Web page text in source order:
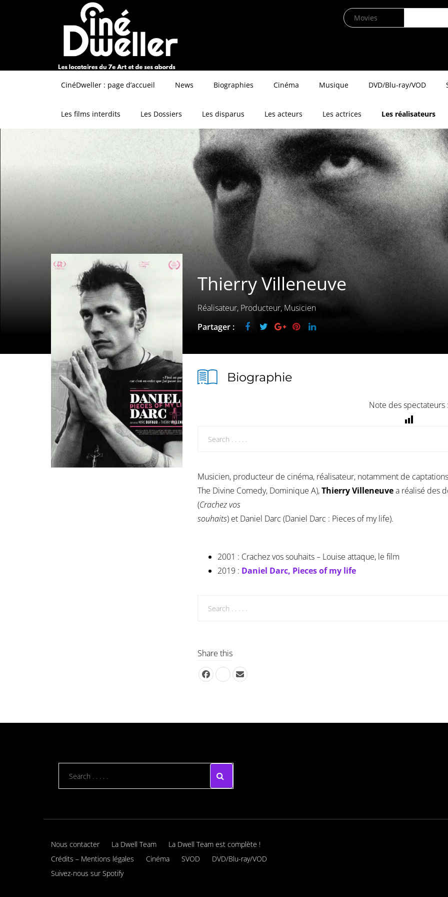
CinéDweller : page d’accueil News Biographies Cinéma Musique DVD/Blu-ray/VOD
Les films interdits Les Dossiers Les disparus Les acteurs Les actrices Les réalisateurs
Thierry Villeneuve
Réalisateur, Producteur, Musicien
Partager :
Biographie
Note des spectateurs
Musicien, producteur de cinéma, réalisateur, notamment de
The Divine Comedy, Dominique A),Thierry Villeneuvea réalisé des
(Crachez vos
souhaits) et Daniel Darc (Daniel Darc : Pieces of my life).
2001 : Crachez vos souhaits – Louise attaque, le film
2019 : Daniel Darc, Pieces of my life
Share this
Nous contacter La Dwell Team
La Dwell Team est complète !
Crédits – Mentions légales
Cinéma SVOD
DVD/Blu-ray/VOD
Suivez-nous sur Spotify